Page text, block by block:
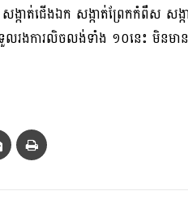
កាត់ជើងឯក សង្កាត់ព្រែកកំពឺស សង្
រងការលិចលង់ទាំង ១០នេះ មិនម